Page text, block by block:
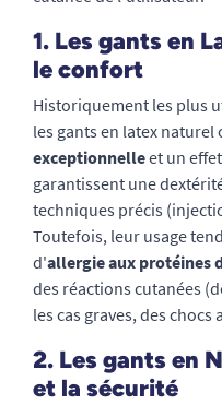
1. Les gants en
le confort
Historiquement les plus
les gants en latex naturel
exceptionnelleet un
garantissent une
techniques précis
Toutefois, leur usage
d'allergie aux protéines
des réactions cutanées
les cas graves, des
2. Les gants en
et la sécurité